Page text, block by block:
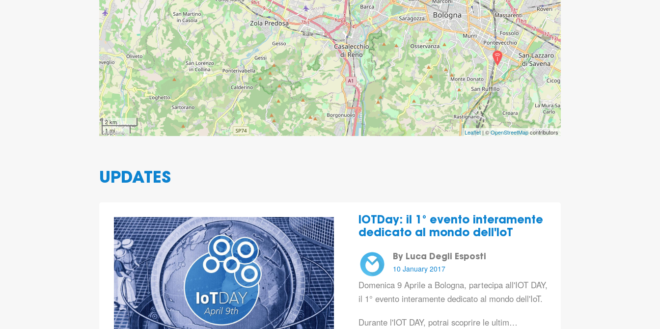
2 km
1 mi
Leaflet | ©OpenStreetMapcontributors
UPDATES
IOTDay: il 1° evento interamente
dedicato al mondo dell'IoT
By Luca Degli Esposti
10 January 2017
Domenica 9 Aprile a Bologna, partecipa all'IOT DAY,
il 1° evento interamente dedicato al mondo dell'IoT.
Durante l'IOT DAY, potrai scoprire le ultim…